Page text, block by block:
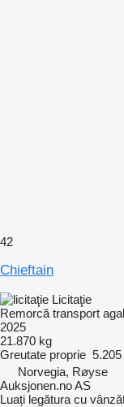
42
Chieftain
Licitaţie
Remorcă transport
2025
21.870 kg
Greutate proprie
Norvegia, Røyse
Auksjonen.no AS
Luați legătura cu